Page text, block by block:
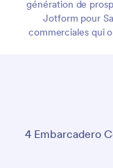
génération de
Jotform pour
commerciales qui
4 Embarcadero